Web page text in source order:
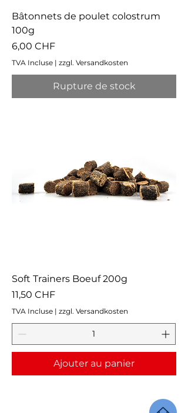
Bâtonnets de poulet colostrum
100g
Prix
6,00 CHF
TVA Incluse | zzgl. Versandkosten
Rupture de stock
Soft Trainers Boeuf 200g
Prix
11,50 CHF
TVA Incluse | zzgl. Versandkosten
Ajouter au panier